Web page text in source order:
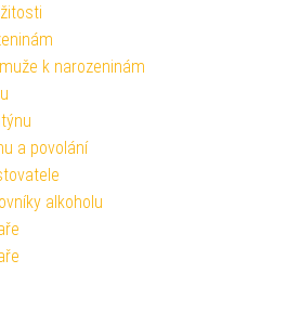
k narozeninám
a povolání
alkoholu